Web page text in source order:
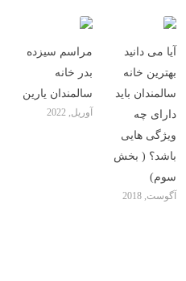
مراسم سیزده
بدر خانه
سالمندان یارین
آوریل, 2022
آیا می دانید
بهترین خانه
سالمندان باید
دارای چه
ویژگی هایی
باشد؟ ( بخش
سوم)
آگوست, 2018